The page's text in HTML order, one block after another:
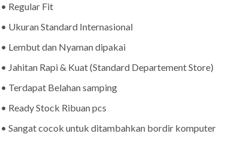
• Regular Fit
• Ukuran Standard Internasional
• Lembut dan Nyaman dipakai
• Jahitan Rapi & Kuat (Standard Departement Store)
• Terdapat Belahan samping
• Ready Stock Ribuan pcs
• Sangat cocok untuk ditambahkan bordir komputer